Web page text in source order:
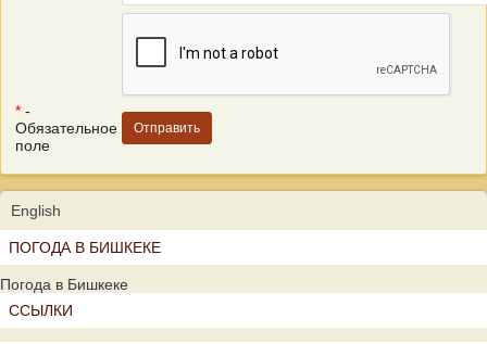
* -
Обязательное
поле
English
ПОГОДА В БИШКЕКЕ
Погода в Бишкеке
ССЫЛКИ